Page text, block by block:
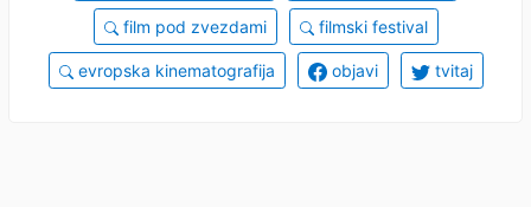
film pod zvezdami filmski festival
evropska kinematografija objavi tvitaj